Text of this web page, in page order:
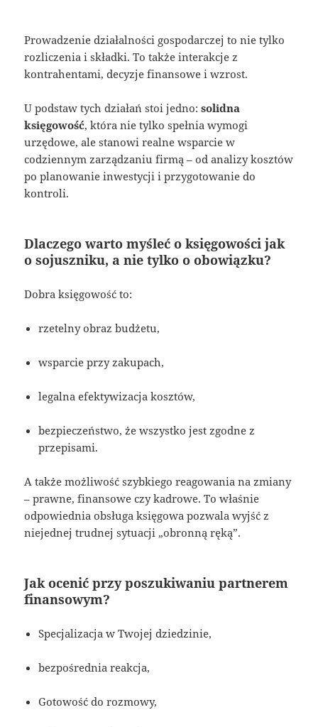
Prowadzenie działalności gospodarczej to nie tylko
rozliczenia i składki. To także interakcje z
kontrahentami, decyzje finansowe i wzrost.
U podstaw tych działań stoi jedno:solidna
księgowość, która nie tylko spełnia wymogi
urzędowe, ale stanowi realne wsparcie w
codziennym zarządzaniu firmą – od analizy kosztów
po planowanie inwestycji i przygotowanie do
kontroli.
Dlaczego warto myśleć o księgowości jak
o sojuszniku, a nie tylko o obowiązku?
Dobra księgowość to:
rzetelny obraz budżetu,
wsparcie przy zakupach,
legalna efektywizacja kosztów,
bezpieczeństwo, że wszystko jest zgodne z
przepisami.
A także możliwość szybkiego reagowania na zmiany
– prawne, finansowe czy kadrowe. To właśnie
odpowiednia obsługa księgowa pozwala wyjść z
niejednej trudnej sytuacji „obronną ręką”.
Jak ocenić przy poszukiwaniu partnerem
finansowym?
Specjalizacja w Twojej dziedzinie,
bezpośrednia reakcja,
Gotowość do rozmowy,